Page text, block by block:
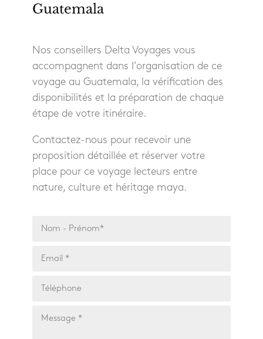
Guatemala
Nos conseillers Delta Voyages vous
accompagnent dans l’organisation de ce
voyage au Guatemala, la vérification des
disponibilités et la préparation de chaque
étape de votre itinéraire.
Contactez-nous pour recevoir une
proposition détaillée et réserver votre
place pour ce voyage lecteurs entre
nature, culture et héritage maya.